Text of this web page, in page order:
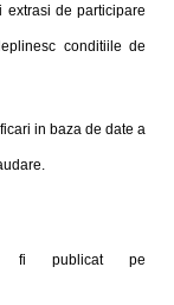
extrasi de participare
conditiile de
in baza de date a
fi publicat pe